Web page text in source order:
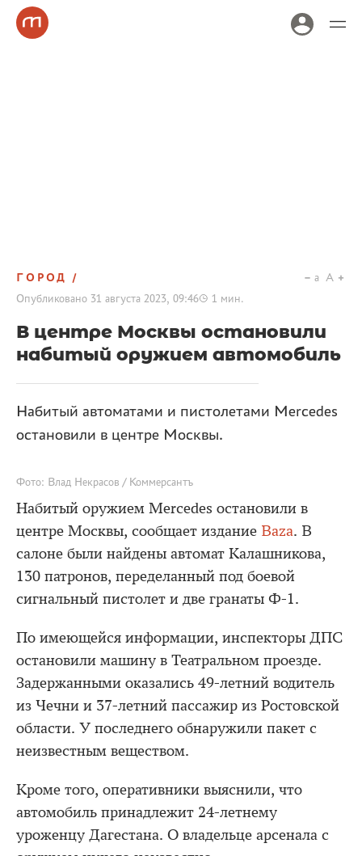
ГОРОД
Опубликовано 31 августа 2023, 09:46 1 мин.
a A
В центре Москвы остановили
набитый оружием автомобиль
Набитый автоматами и пистолетами Mercedes
остановили в центре Москвы.
Фото: Влад Некрасов / Коммерсантъ
Набитый оружием Mercedes остановили в
центре Москвы, сообщает издание Baza. В
салоне были найдены автомат Калашникова,
130 патронов, переделанный под боевой
сигнальный пистолет и две гранаты Ф-1.
По имеющейся информации, инспекторы ДПС
остановили машину в Театральном проезде.
Задержанными оказались 49-летний водитель
из Чечни и 37-летний пассажир из Ростовской
области. У последнего обнаружили пакет с
неизвестным веществом.
Кроме того, оперативники выяснили, что
автомобиль принадлежит 24-летнему
уроженцу Дагестана. О владельце арсенала с